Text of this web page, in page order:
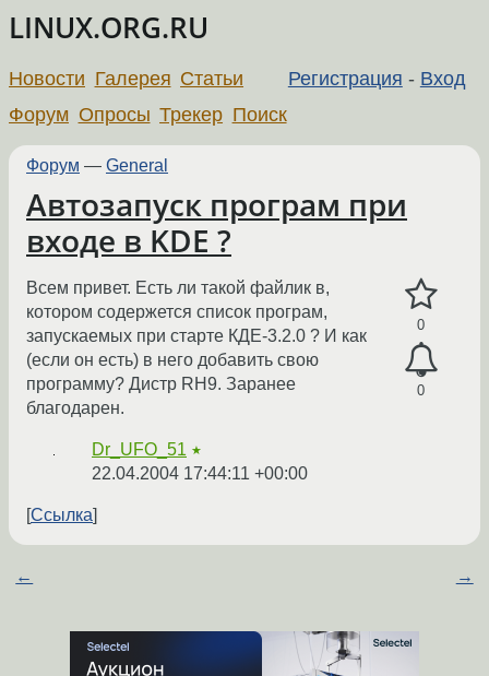
LINUX.ORG.RU
Регистрация - Вход
Новости Галерея Статьи
Форум Опросы Трекер Поиск
Форум — General
Автозапуск програм при
входе в KDE ?
0
0
Всем привет. Есть ли такой файлик в,
котором содержется список програм,
запускаемых при старте КДЕ-3.2.0 ? И как
(если он есть) в него добавить свою
программу? Дистр RH9. Заранее
благодарен.
Dr_UFO_51 ★
22.04.2004 17:44:11 +00:00
Ссылка
← →